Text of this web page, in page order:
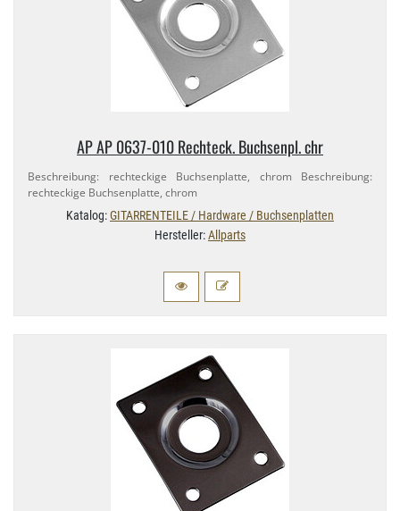
AP AP 0637-​010 Rechteck. Buchsenpl. chr
Beschreibung: rechteckige Buchsenplatte, chrom Beschreibung:
rechteckige Buchsenplatte, chrom
Katalog:GITARRENTEILE / Hardware / Buchsenplatten
Hersteller:Allparts